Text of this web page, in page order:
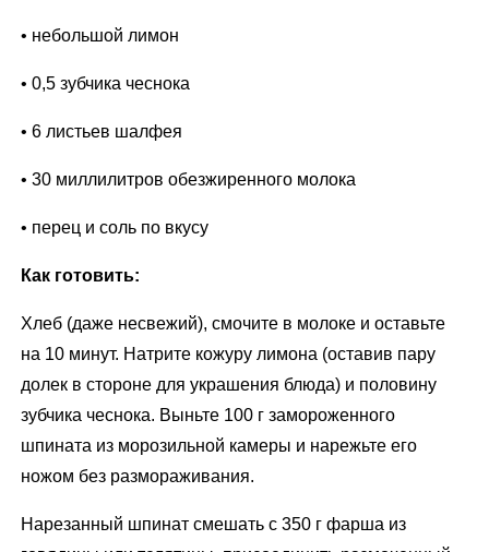
• небольшой лимон
• 0,5 зубчика чеснока
• 6 листьев шалфея
• 30 миллилитров обезжиренного молока
• перец и соль по вкусу
Как готовить:
Хлеб (даже несвежий), смочите в молоке и оставьте
на 10 минут. Натрите кожуру лимона (оставив пару
долек в стороне для украшения блюда) и половину
зубчика чеснока. Выньте 100 г замороженного
шпината из морозильной камеры и нарежьте его
ножом без размораживания.
Нарезанный шпинат смешать с 350 г фарша из